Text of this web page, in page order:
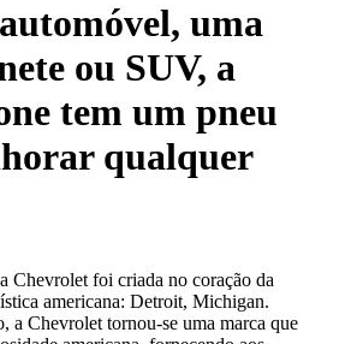
uma
ou SUV, a
tem um pneu
qualquer
Chevrolet foi criada no coração da
americana: Detroit, Michigan.
a Chevrolet tornou-se uma marca que